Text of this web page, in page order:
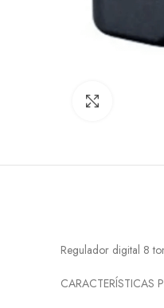
Regulador digital 8
CARACTERÍSTICAS